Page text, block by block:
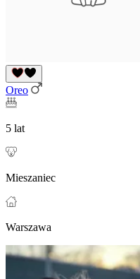
Oreo
5 lat
Mieszaniec
Warszawa